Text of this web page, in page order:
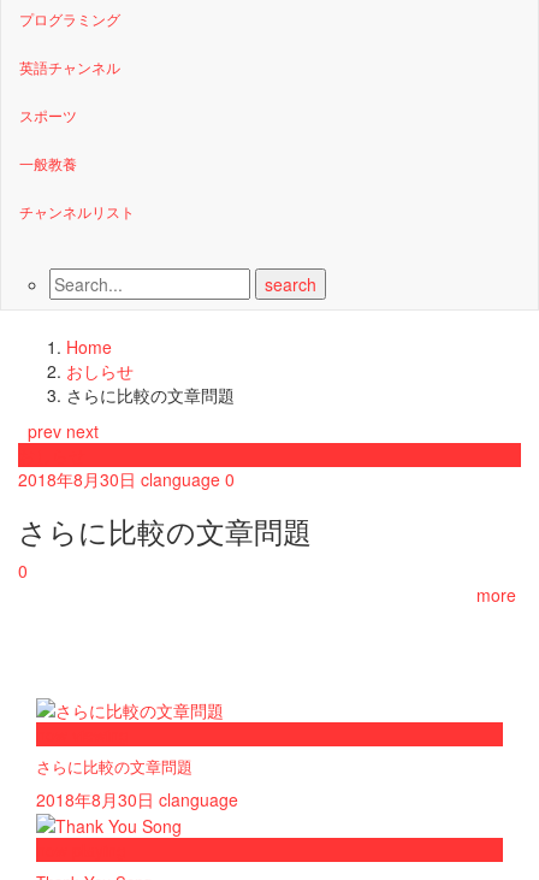
プログラミング
英語チャンネル
スポーツ
一般教養
チャンネルリスト
Home
おしらせ
さらに比較の文章問題
prev next
2018年8月30日 clanguage 0
さらに比較の文章問題
0
more
さらに比較の文章問題
2018年8月30日 clanguage